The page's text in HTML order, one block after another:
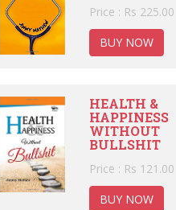
Price : Rs 225.00
BUY NOW
HEALTH &
HAPPINESS
WITHOUT
BULLSHIT
Price : Rs 121.00
BUY NOW